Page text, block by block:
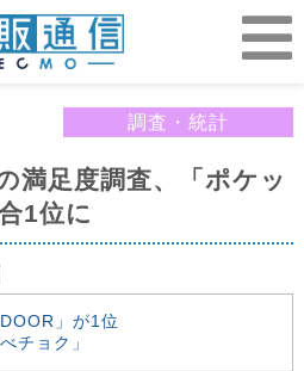
調査・統計
満足度調査、「ポケッ
1位に
」が1位
チョク」